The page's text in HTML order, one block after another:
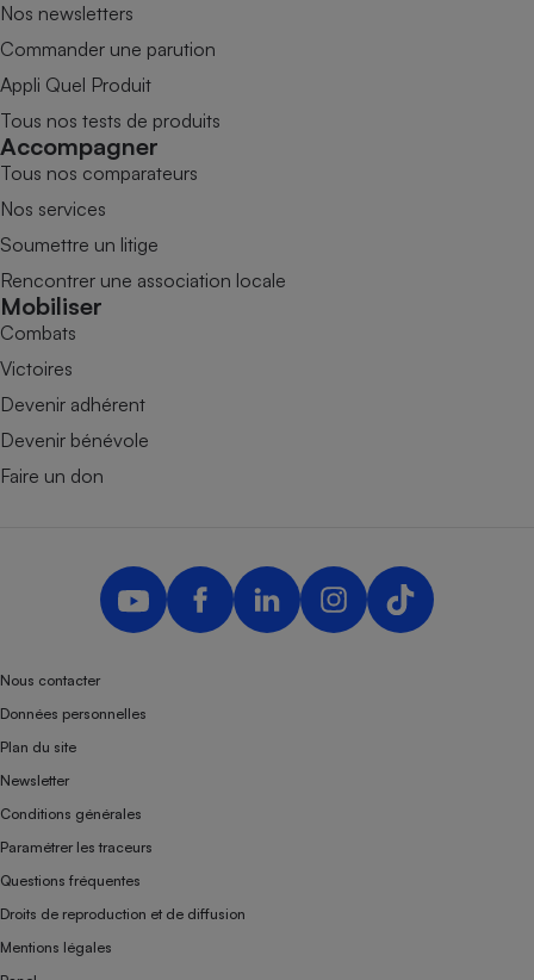
Nos newsletters
Commander une parution
Appli Quel Produit
Tous nos tests de produits
Accompagner
Tous nos comparateurs
Nos services
Soumettre un litige
Rencontrer une association locale
Mobiliser
Combats
Victoires
Devenir adhérent
Devenir bénévole
Faire un don
Nous contacter
Données personnelles
Plan du site
Newsletter
Conditions générales
Paramétrer les traceurs
Questions fréquentes
Droits de reproduction et de diffusion
Mentions légales